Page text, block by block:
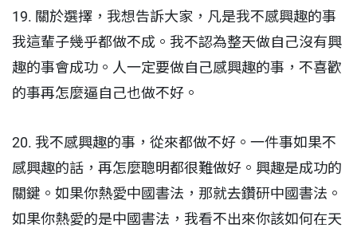
19. 關於選擇，我想告訴大家，凡是我不感興趣的事
我這輩子幾乎都做不成。我不認為整天做自己沒有興
趣的事會成功。人一定要做自己感興趣的事，不喜歡
的事再怎麼逼自己也做不好。
20. 我不感興趣的事，從來都做不好。一件事如果不
感興趣的話，再怎麼聰明都很難做好。興趣是成功的
關鍵。如果你熱愛中國書法，那就去鑽研中國書法。
如果你熱愛的是中國書法，我看不出來你該如何在天